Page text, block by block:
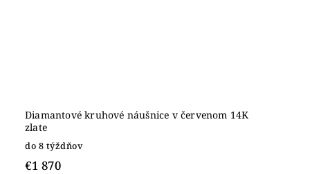
Diamantové kruhové náušnice v červenom 14K
zlate
do 8 týždňov
€1 870